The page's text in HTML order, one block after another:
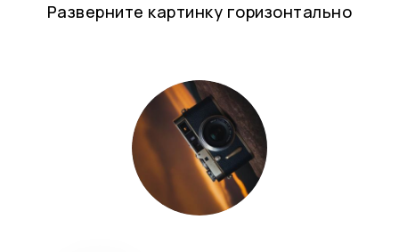
Разверните картинку горизонтально